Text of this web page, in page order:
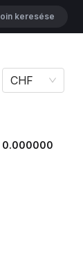
CHF
0.000000